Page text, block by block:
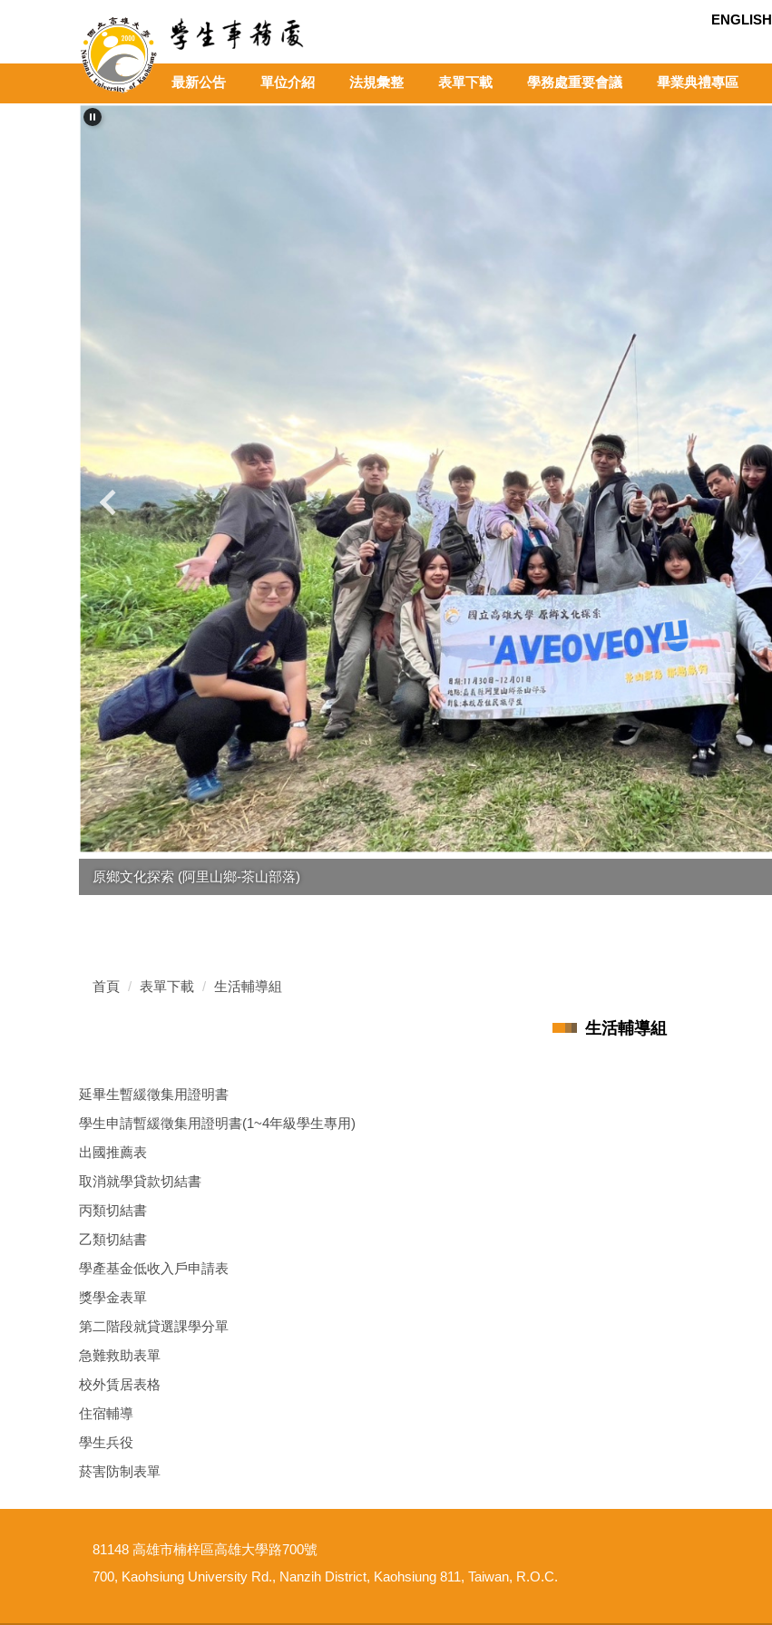
最新公告 單位介紹 法規彙整 表單下載 學務處重要會議 畢業典禮專區
ENGLISH
原鄉文化探索 (阿里山鄉-茶山部落)
首頁 表單下載 生活輔導組
生活輔導組
延畢生暫緩徵集用證明書
學生申請暫緩徵集用證明書(1~4年級學生專用)
出國推薦表
取消就學貸款切結書
丙類切結書
乙類切結書
學產基金低收入戶申請表
獎學金表單
第二階段就貸選課學分單
急難救助表單
校外賃居表格
住宿輔導
學生兵役
菸害防制表單
81148 高雄市楠梓區高雄大學路700號
700, Kaohsiung University Rd., Nanzih District, Kaohsiung 811, Taiwan, R.O.C.